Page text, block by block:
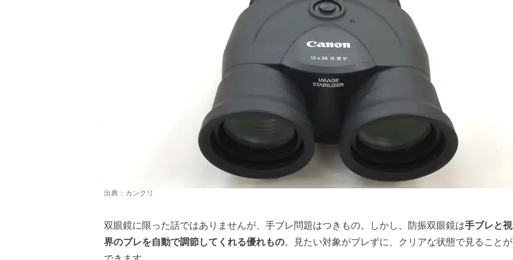
出典： カンクリ
双眼鏡に限った話ではありませんが、手ブレ問題はつきもの。しかし、防振双眼鏡は手ブレと視
界のブレを自動で調節してくれる優れもの。見たい対象がブレずに、クリアな状態で見ることが